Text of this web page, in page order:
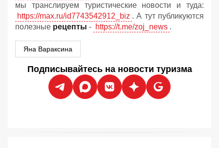
мы транслируем туристические новости и туда:
https://max.ru/id7743542912_biz . А тут публикуются
полезные рецепты - https://t.me/zoj_news .
Яна Вараксина
Подписывайтесь на новости туризма